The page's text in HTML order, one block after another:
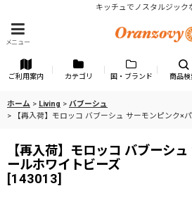
キッチュでノスタルジック
メニュー
ご利用案内 カテゴリ 国・ブランド 商品検
ホーム > Living > バブーシュ
>
【再入荷】モロッコ バブーシュ サーモンピンク×
【再入荷】モロッコ バブーシ
ールホワイトビーズ
[143013]